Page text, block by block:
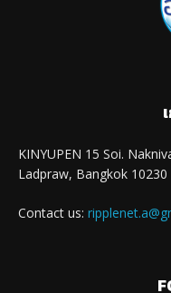
KINYUPEN 15 Soi.
Ladpraw, Bangkok 10230
Contact us: